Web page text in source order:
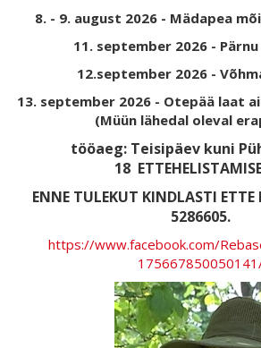
8. - 9. august 2026 - Mädapea
11. september 2026 -
12.september 2026 -
13. september 2026 - Otepää laat
(Müün lähedal oleval
tööaeg: Teisipäev kuni
18
ENNE TULEKUT KINDLASTI ETTE
5286605.
https://www.facebook.com/